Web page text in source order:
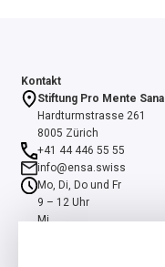
Kontakt
Stiftung Pro Mente Sana
Hardturmstrasse 261
8005 Zürich
+41 44 446 55 55
info@ensa.swiss
Mo, Di, Do und Fr
9 – 12 Uhr
Mi